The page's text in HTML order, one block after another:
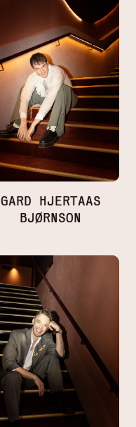
GARD HJERTAAS
BJØRNSON